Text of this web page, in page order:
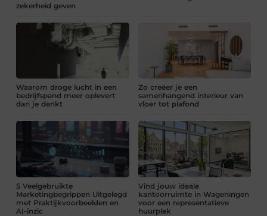
zekerheid geven
Waarom droge lucht in een
bedrijfspand meer oplevert
dan je denkt
Zo creëer je een
samenhangend interieur van
vloer tot plafond
5 Veelgebruikte
Marketingbegrippen Uitgelegd
met Praktijkvoorbeelden en
AI-inzic
Vind jouw ideale
kantoorruimte in Wageningen
voor een representatieve
huurplek